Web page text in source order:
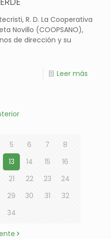
R. D. La Cooperativa
Novillo (COOPSANO),
de dirección y su
Leer más
5 6 7
8
13 14 15
16
21 22 23
24
29 30 31
32
34